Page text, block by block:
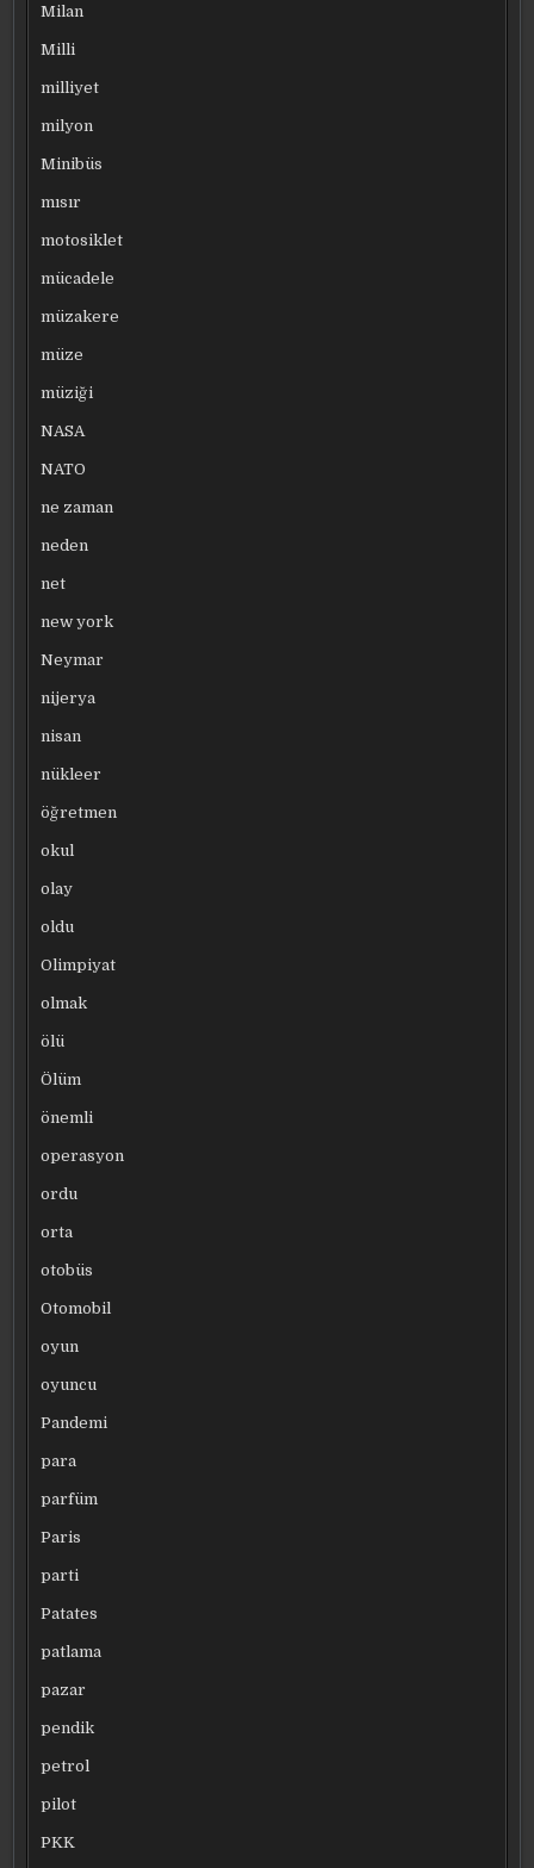
Milan
Milli
milliyet
milyon
Minibüs
mısır
motosiklet
mücadele
müzakere
müze
müziği
NASA
NATO
ne zaman
neden
net
new york
Neymar
nijerya
nisan
nükleer
öğretmen
okul
olay
oldu
Olimpiyat
olmak
ölü
Ölüm
önemli
operasyon
ordu
orta
otobüs
Otomobil
oyun
oyuncu
Pandemi
para
parfüm
Paris
parti
Patates
patlama
pazar
pendik
petrol
pilot
PKK